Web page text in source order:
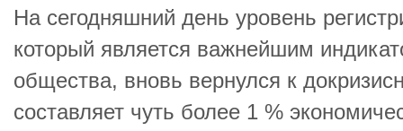
На сегодняшний день уровень
который является важнейшим
общества, вновь вернулся к
составляет чуть более 1 %